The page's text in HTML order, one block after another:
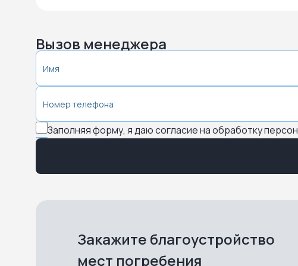
Вызов менеджера
Заполняя форму, я даю согласие на обработку
Закажите благоустройство
мест погребения